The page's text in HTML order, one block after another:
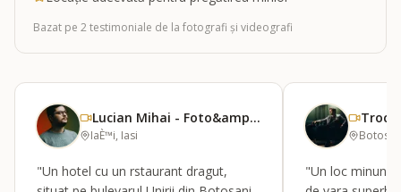
Bazat pe 2testimoniale de la fotografi și videografi
Lucian Mihai - Foto&amp;Film
IaÈ™i, Iasi
"Un hotel cu un rstaurant dragut,
"Un loc